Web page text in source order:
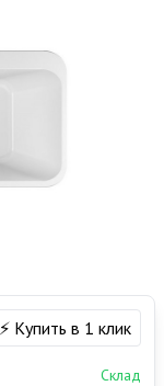
⚡ Купить в 1 клик
Склад